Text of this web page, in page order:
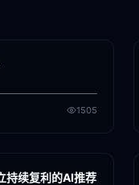
1505
持续复利的AI推荐